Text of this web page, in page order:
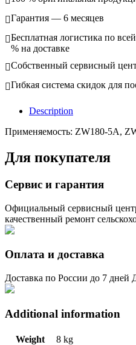
Гарантия — 6 месяцев
Бесплатная логистика по
% на доставке
Собственный сервисный
Гибкая система скидок для
Description
Применяемость: ZW180-5A,
Для покупателя
Сервис и гарантия
Официальный сервисный
качественный ремонт
Оплата и доставка
Доставка по России до 7 дней
Additional information
Weight
8 kg